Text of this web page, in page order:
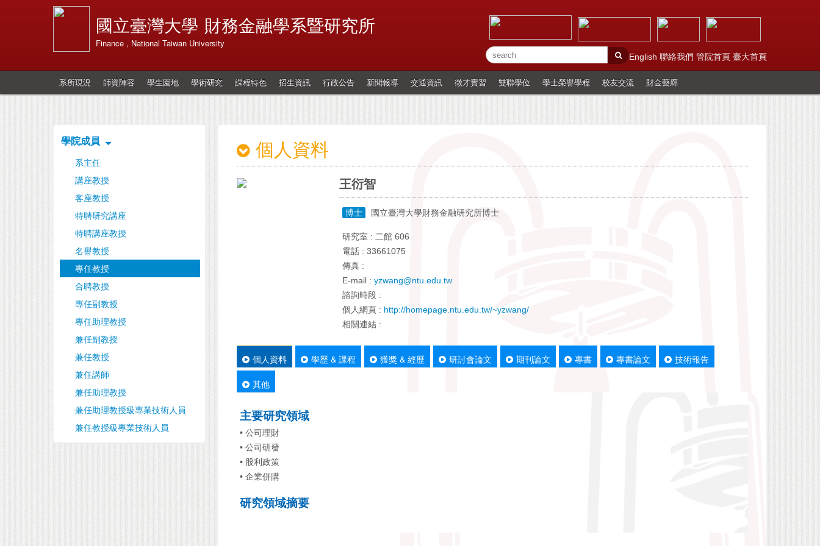
國立臺灣大學 財務金融學系暨研究所
Finance , National Taiwan University
English 聯絡我們 管院首頁 臺大首頁
系所現況 師資陣容 學生園地 學術研究 課程特色 招生資訊 行政公告 新聞報導 交通資訊 徵才實習 雙聯學位 學士榮譽學程 校友交流 財金藝廊
學院成員
系主任
講座教授
客座教授
特聘研究講座
特聘講座教授
名譽教授
專任教授
合聘教授
專任副教授
專任助理教授
兼任副教授
兼任教授
兼任講師
兼任助理教授
兼任助理教授級專業技術人員
兼任教授級專業技術人員
個人資料
王衍智
博士 國立臺灣大學財務金融研究所博士
研究室 : 二館 606
電話 : 33661075
傳真 :
E-mail : yzwang@ntu.edu.tw
諮詢時段 :
個人網頁 : http://homepage.ntu.edu.tw/~yzwang/
相關連結 :
個人資料 學歷 & 課程 獲獎 & 經歷 研討會論文 期刊論文 專書 專書論文 技術報告
其他
主要研究領域
• 公司理財
• 公司研發
• 股利政策
• 企業併購
研究領域摘要